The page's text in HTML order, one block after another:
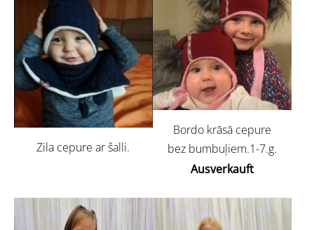
Zila cepure ar šalli.
Bordo krāsā cepure
bez bumbuļiem.1-7.g.
Ausverkauft